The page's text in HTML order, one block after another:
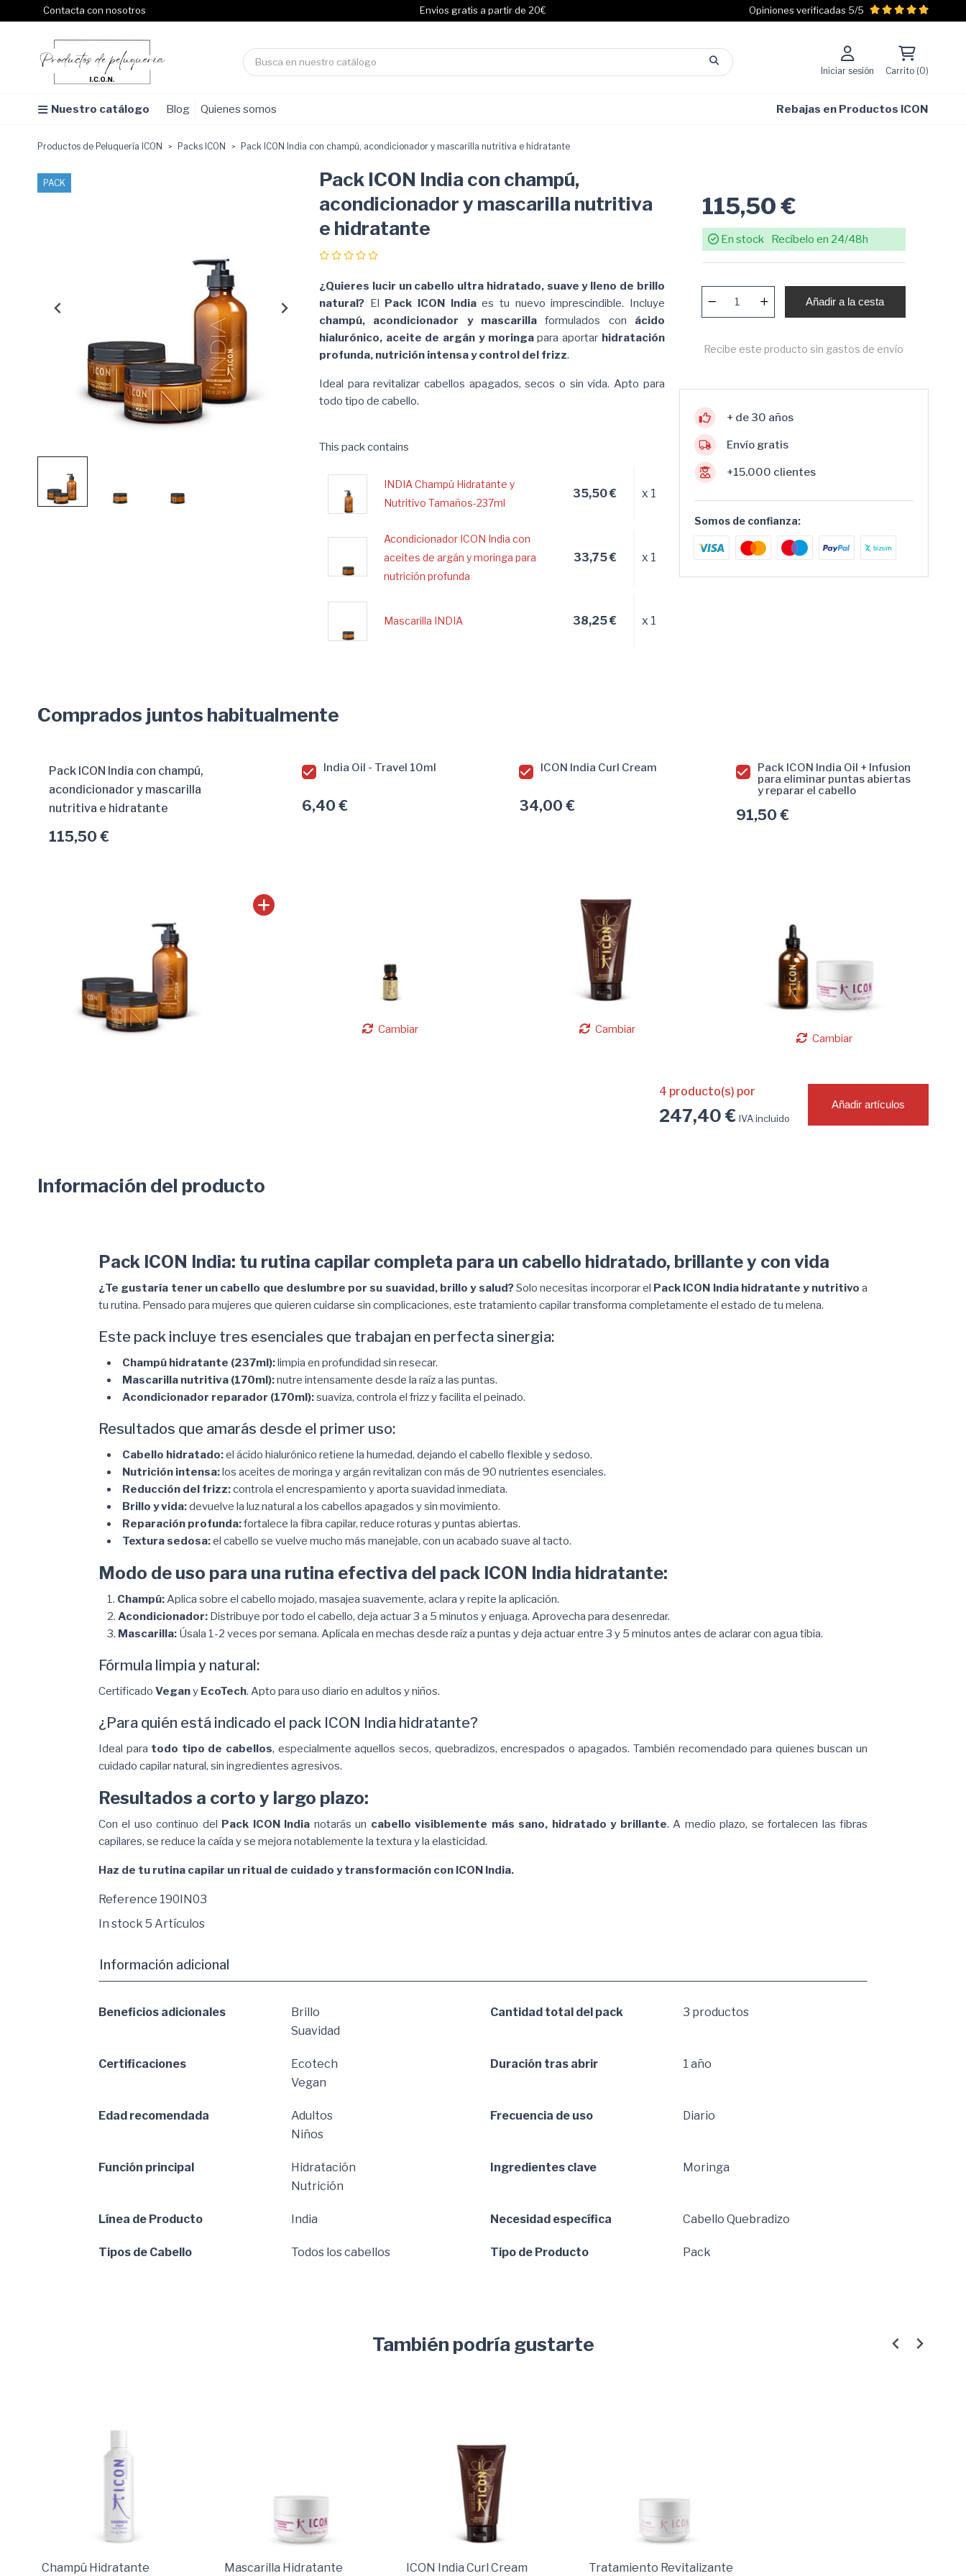
Contacta con nosotros Envios gratis a partir de 20€ Opiniones verificadas 5/5
Iniciar sesión Carrito (0)
Nuestro catálogo Blog Quienes somos Rebajas en Productos ICON
Productos de Peluquería ICON Packs ICON Pack ICON India con champú, acondicionador y mascarilla nutritiva e hidratante
PACK
Pack ICON India con champú,
acondicionador y mascarilla nutritiva
e hidratante
¿Quieres lucir un cabello ultra hidratado, suave y lleno de brillo
natural? El Pack ICON Indiaes tu nuevo imprescindible. Incluye
champú, acondicionador y mascarillaformulados con ácido
hialurónico, aceite de argán y moringapara aportar hidratación
profunda, nutrición intensa y control del frizz.
Ideal para revitalizar cabellos apagados, secos o sin vida. Apto para
todo tipo de cabello.
This pack contains
INDIA Champú Hidratante y
Nutritivo Tamaños-237ml
35,50 € x 1
Acondicionador ICON India con
aceites de argán y moringa para
nutrición profunda
33,75 € x 1
Mascarilla INDIA 38,25 € x 1
115,50 €
En stock Recíbelo en 24/48h
Añadir a la cesta
Recibe este producto sin gastos de envío
+ de 30 años
Envío gratis
+15.000 clientes
Somos de confianza:
Comprados juntos habitualmente
Pack ICON India con champú,
acondicionador y mascarilla
nutritiva e hidratante
115,50 €
India Oil - Travel 10ml
6,40 €
Cambiar
ICON India Curl Cream
34,00 €
Cambiar
Pack ICON India Oil + Infusion
para eliminar puntas abiertas
y reparar el cabello
91,50 €
Cambiar
4 producto(s) por
247,40 € IVA incluido
Añadir artículos
Información del producto
Pack ICON India: tu rutina capilar completa para un cabello hidratado, brillante y con vida
¿Te gustaría tener un cabello que deslumbre por su suavidad, brillo y salud?Solo necesitas incorporar el Pack ICON India hidratante y nutritivo a
tu rutina. Pensado para mujeres que quieren cuidarse sin complicaciones, este tratamiento capilar transforma completamente el estado de tu melena.
Este pack incluye tres esenciales que trabajan en perfecta sinergia:
Champú hidratante (237ml):limpia en profundidad sin resecar.
Mascarilla nutritiva (170ml):nutre intensamente desde la raíz a las puntas.
Acondicionador reparador (170ml):suaviza, controla el frizz y facilita el peinado.
Resultados que amarás desde el primer uso:
Cabello hidratado:el ácido hialurónico retiene la humedad, dejando el cabello flexible y sedoso.
Nutrición intensa:los aceites de moringa y argán revitalizan con más de 90 nutrientes esenciales.
Reducción del frizz:controla el encrespamiento y aporta suavidad inmediata.
Brillo y vida:devuelve la luz natural a los cabellos apagados y sin movimiento.
Reparación profunda:fortalece la fibra capilar, reduce roturas y puntas abiertas.
Textura sedosa:el cabello se vuelve mucho más manejable, con un acabado suave al tacto.
Modo de uso para una rutina efectiva del pack ICON India hidratante:
Champú:Aplica sobre el cabello mojado, masajea suavemente, aclara y repite la aplicación.
Acondicionador: Distribuye por todo el cabello, deja actuar 3 a 5 minutos y enjuaga. Aprovecha para desenredar.
Mascarilla: Úsala 1-2 veces por semana. Aplícala en mechas desde raíz a puntas y deja actuar entre 3 y 5 minutos antes de aclarar con agua tibia.
Fórmula limpia y natural:
Certificado Vegany EcoTech. Apto para uso diario en adultos y niños.
¿Para quién está indicado el pack ICON India hidratante?
Ideal para todo tipo de cabellos, especialmente aquellos secos, quebradizos, encrespados o apagados. También recomendado para quienes buscan un
cuidado capilar natural, sin ingredientes agresivos.
Resultados a corto y largo plazo:
Con el uso continuo del Pack ICON India notarás un cabello visiblemente más sano, hidratado y brillante. A medio plazo, se fortalecen las fibras
capilares, se reduce la caída y se mejora notablemente la textura y la elasticidad.
Haz de tu rutina capilar un ritual de cuidado y transformación con ICON India.
Reference 190IN03
In stock 5 Artículos
Información adicional
Beneficios adicionales
Brillo
Suavidad
Cantidad total del pack 3 productos
Certificaciones
Ecotech
Vegan
Duración tras abrir 1 año
Edad recomendada
Adultos
Niños
Frecuencia de uso Diario
Función principal
Hidratación
Nutrición
Ingredientes clave Moringa
Línea de Producto India Necesidad específica Cabello Quebradizo
Tipos de Cabello Todos los cabellos Tipo de Producto Pack
También podría gustarte
Champú Hidratante Mascarilla Hidratante ICON India Curl Cream Tratamiento Revitalizante